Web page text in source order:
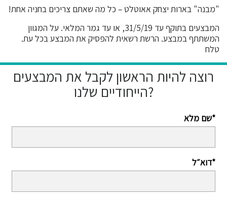
"מבנה" בארות יצחק אאוטלט – כל מה שאתם צריכים בחניה אחת!
המבצעים בתוקף עד 31/5/19, או עד גמר המלאי. על המגוון
המשתתף במבצע. הרשת רשאית להפסיק את המבצע בכל עת.
טלח
רוצה להיות הראשון לקבל את המבצעים
הייחודיים שלנו?
שם מלא*
דוא״ל*